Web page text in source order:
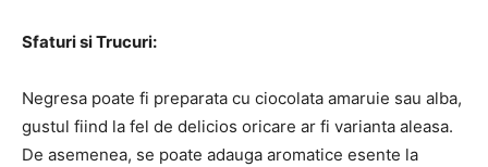
Sfaturi si Trucuri:
Negresa poate fi preparata cu ciocolata amaruie sau alba,
gustul fiind la fel de delicios oricare ar fi varianta aleasa.
De asemenea, se poate adauga aromatice esente la